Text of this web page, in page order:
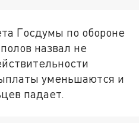
Госдумы по обороне
назвал не
уменьшаются и
падает.